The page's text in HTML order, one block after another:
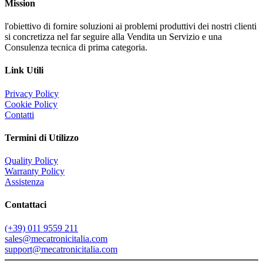
Mission
l'obiettivo di fornire soluzioni ai problemi produttivi dei nostri clienti
si concretizza nel far seguire alla Vendita un Servizio e una
Consulenza tecnica di prima categoria.
Link Utili
Privacy Policy
Cookie Policy
Contatti
Termini di Utilizzo
Quality Policy
Warranty Policy
Assistenza
Contattaci
(+39) 011 9559 211
sales@mecatronicitalia.com
support@mecatronicitalia.com